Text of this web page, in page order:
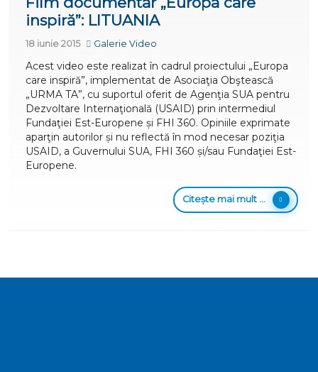
inspiră”: LITUANIA
18 iunie 2015 Galerie Video
Acest video este realizat în cadrul proiectului „Europa
care inspiră”, implementat de Asociaţia Obştească
„URMA TA”, cu suportul oferit de Agenţia SUA pentru
Dezvoltare Internaţională (USAID) prin intermediul
Fundaţiei Est-Europene și FHI 360. Opiniile exprimate
aparţin autorilor și nu reflectă în mod necesar poziţia
USAID, a Guvernului SUA, FHI 360 și/sau Fundaţiei Est-
Europene.
Citește mai mult ...